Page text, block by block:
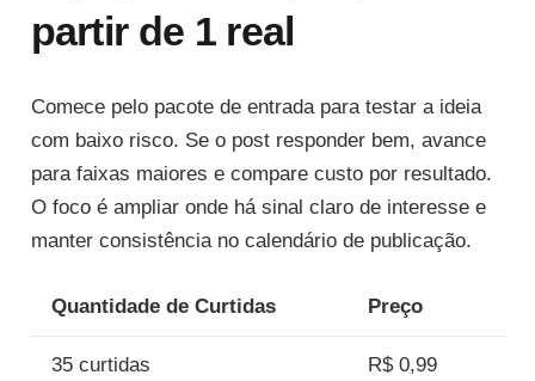
partir de 1 real
Comece pelo pacote de entrada para testar a ideia
com baixo risco. Se o post responder bem, avance
para faixas maiores e compare custo por resultado.
O foco é ampliar onde há sinal claro de interesse e
manter consistência no calendário de publicação.
Quantidade de Curtidas Preço
35 curtidas R$ 0,99